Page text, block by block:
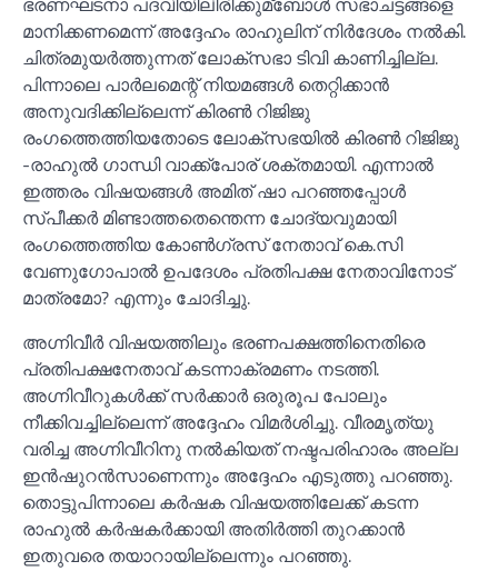
മാനിക്കണമെന്ന് അദ്ദേഹം രാഹുലിന് നിർദേശം നല്‍കി.
ചിത്രമുയർത്തുന്നത് ലോക്സഭാ ടിവി കാണിച്ചില്ല.
പിന്നാലെ പാർലമെന്റ് നിയമങ്ങള്‍ തെറ്റിക്കാൻ
അനുവദിക്കില്ലെന്ന് കിരണ്‍ റിജിജു
രംഗത്തെത്തിയതോടെ ലോക്സഭയില്‍ കിരണ്‍ റിജിജു
-രാഹുല്‍ ഗാന്ധി വാക്ക്പോര് ശക്തമായി. എന്നാല്‍
ഇത്തരം വിഷയങ്ങള്‍ അമിത് ഷാ പറഞ്ഞപ്പോള്‍
സ്പീക്കർ മിണ്ടാത്തതെന്തെന്ന ചോദ്യവുമായി
രംഗത്തെത്തിയ കോണ്‍ഗ്രസ് നേതാവ് കെ.സി
വേണുഗോപാല്‍ ഉപദേശം പ്രതിപക്ഷ നേതാവിനോട്
മാത്രമോ? എന്നും ചോദിച്ചു.
അഗ്നിവീർ വിഷയത്തിലും ഭരണപക്ഷത്തിനെതിരെ
പ്രതിപക്ഷനേതാവ് കടന്നാക്രമണം നടത്തി.
അഗ്നിവീറുകള്‍ക്ക് സർക്കാർ ഒരുരൂപ പോലും
നീക്കിവച്ചില്ലെന്ന് അദ്ദേഹം വിമർശിച്ചു. വീരമൃത്യു
വരിച്ച അഗ്നിവീറിനു നല്‍കിയത് നഷ്ടപരിഹാരം അല്ല
ഇൻഷുറൻസാണെന്നും അദ്ദേഹം എടുത്തു പറഞ്ഞു.
തൊട്ടുപിന്നാലെ കർഷക വിഷയത്തിലേക്ക് കടന്ന
രാഹുല്‍ കർഷകർക്കായി അതിർത്തി തുറക്കാൻ
ഇതുവരെ തയാറായില്ലെന്നും പറഞ്ഞു.